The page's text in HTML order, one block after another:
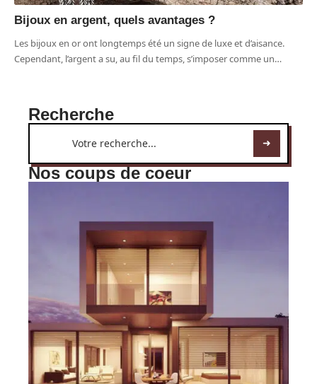
Bijoux en argent, quels avantages ?
Les bijoux en or ont longtemps été un signe de luxe et d’aisance.
Cependant, l’argent a su, au fil du temps, s’imposer comme un…
Recherche
Nos coups de coeur